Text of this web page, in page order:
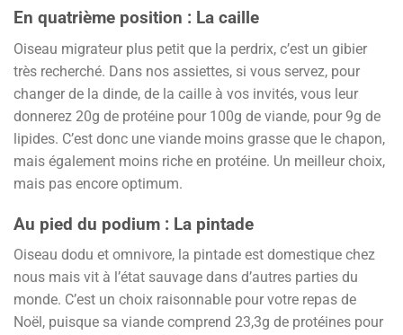
En quatrième position : La caille
Oiseau migrateur plus petit que la perdrix, c’est un gibier
très recherché. Dans nos assiettes, si vous servez, pour
changer de la dinde, de la caille à vos invités, vous leur
donnerez 20g de protéine pour 100g de viande, pour 9g de
lipides. C’est donc une viande moins grasse que le chapon,
mais également moins riche en protéine. Un meilleur choix,
mais pas encore optimum.
Au pied du podium : La pintade
Oiseau dodu et omnivore, la pintade est domestique chez
nous mais vit à l’état sauvage dans d’autres parties du
monde. C’est un choix raisonnable pour votre repas de
Noël, puisque sa viande comprend 23,3g de protéines pour